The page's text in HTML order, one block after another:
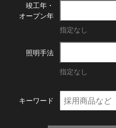
竣工年・
オープン年
指定なし
照明手法
指定なし
キーワード